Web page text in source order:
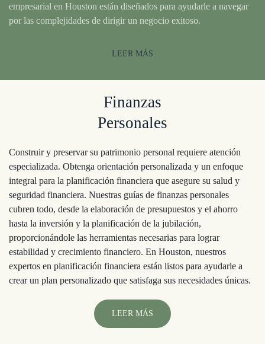
empresarial en Houston están diseñados para ayudarle a navegar
por las complejidades de dirigir un negocio exitoso.
LEER MÁS
Finanzas
Personales
Construir y preservar su patrimonio personal requiere atención
especializada. Obtenga orientación personalizada y un enfoque
integral para la planificación financiera que asegure su salud y
seguridad financiera. Nuestras guías de finanzas personales
cubren todo, desde la elaboración de presupuestos y el ahorro
hasta la inversión y la planificación de la jubilación,
proporcionándole las herramientas necesarias para lograr
estabilidad y crecimiento financiero. En Houston, nuestros
expertos en planificación financiera están listos para ayudarle a
crear un plan personalizado que satisfaga sus necesidades únicas.
LEER MÁS